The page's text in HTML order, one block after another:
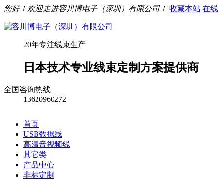
您好！欢迎走进容川博电子（深圳）有限公司！ 收藏本站 在
20年专注线束生产
日本技术专业线束定制方案提供商
全国咨询热线
13620960272
首页
USB数据线
高清音视频线
其它类
产品中心
非标定制